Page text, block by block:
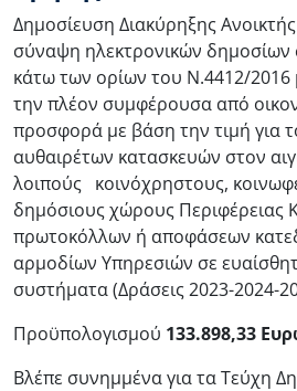
Δημοσίευση Διακύρηξης Ανοικτής
σύναψη ηλεκτρονικών
κάτω των ορίων του Ν.4412/2016
την πλέον συμφέρουσα από
προσφορά με βάση την τιμή για
αυθαιρέτων κατασκευών στον
λοιπούς κοινόχρηστους,
δημόσιους χώρους Περιφέρειας
πρωτοκόλλων ή αποφάσεων
αρμοδίων Υπηρεσιών σε
συστήματα (Δράσεις 2023-2024-
Προϋπολογισμού 133.898,33
Βλέπε συνημμένα για τα Τεύχη